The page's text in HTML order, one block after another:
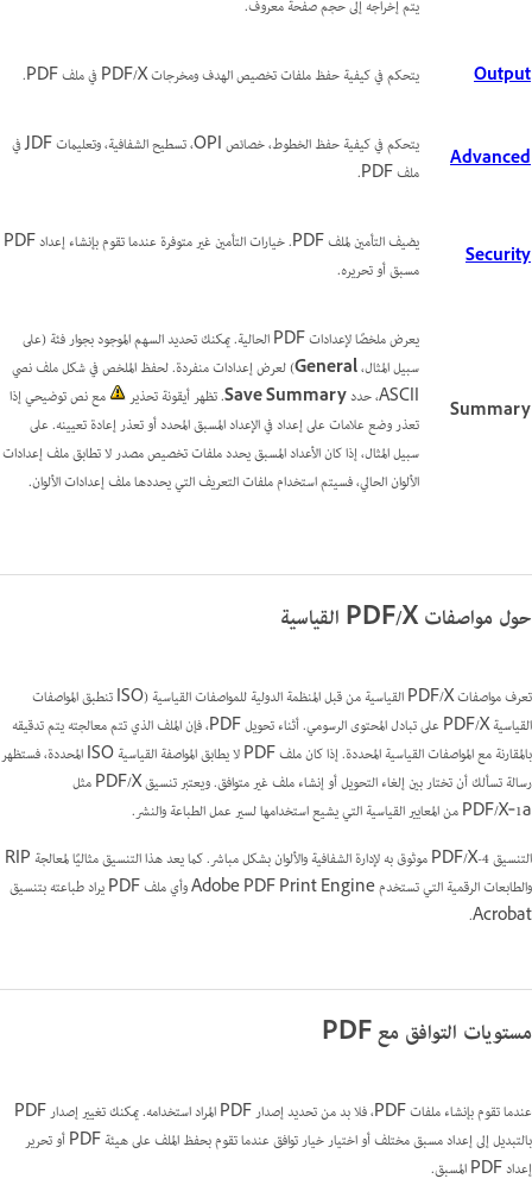
يتم إخراجه إلى حجم صفحة معروف.
Output يتحكم في كيفية حفظ ملفات تخصيص الهدف ومخرجات PDF/X في ملف PDF.
Advanced
يتحكم في كيفية حفظ الخطوط، خصائص OPI، تسطيح الشفافية، وتعليمات JDF في
ملف PDF.
Security
يضيف التأمين لملف PDF. خيارات التأمين غير متوفرة عندما تقوم بإنشاء إعداد PDF
مسبق أو تحريره.
Summary
يعرض ملخصًا لإعدادات PDF الحالية. يمكنك تحديد السهم الموجود بجوار فئة (على
سبيل المثال،General) لعرض إعدادات منفردة. لحفظ الملخص في شكل ملف نصي
ASCII، حدد
Save Summary. تظهر أيقونة تحذير
مع نص توضيحي إذا
تعذر وضع علامات على إعداد في الإعداد المسبق المحدد أو تعذر إعادة تعيينه. على
سبيل المثال، إذا كان الأعداد المسبق يحدد ملفات تخصيص مصدر لا تطابق ملف إعدادات
الألوان الحالي، فسيتم استخدام ملفات التعريف التي يحددها ملف إعدادات الألوان.
حول مواصفات PDF/X القياسية
تعرف مواصفات PDF/X القياسية من قبل المنظمة الدولية للمواصفات القياسية (ISO
تنطبق المواصفات
القياسية PDF/X على تبادل المحتوى الرسومي. أثناء تحويل PDF، فإن الملف الذي تتم معالجته يتم تدقيقه
بالمقارنة مع المواصفات القياسية المحددة. إذا كان ملف PDF لا يطابق المواصفة القياسية ISO المحددة، فستظهر
رسالة تسألك أن تختار بين إلغاء التحويل أو إنشاء ملف غير متوافق. ويعتبر تنسيق PDF/X مثل
PDF/X‑1a من المعايير القياسية التي يشيع استخدامها لسير عمل الطباعة والنشر.
التنسيق PDF/X-4 موثوق به لإدارة الشفافية والألوان بشكل مباشر. كما يعد هذا التنسيق مثاليًا لمعالجة RIP
والطابعات الرقمية التي تستخدم Adobe PDF Print Engine وأي ملف PDF يراد طباعته بتنسيق
Acrobat.
مستويات التوافق مع PDF
عندما تقوم بإنشاء ملفات PDF، فلا بد من تحديد إصدار PDF المراد استخدامه. يمكنك تغيير إصدار PDF
بالتبديل إلى إعداد مسبق مختلف أو اختيار خيار توافق عندما تقوم بحفظ الملف على هيئة PDF أو تحرير
إعداد PDF المسبق.